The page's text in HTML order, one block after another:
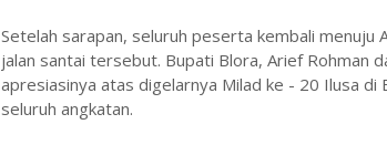
Setelah sarapan, seluruh peserta kembali menuju
jalan santai tersebut. Bupati Blora, Arief Rohman
apresiasinya atas digelarnya Milad ke - 20 Ilusa
seluruh angkatan.